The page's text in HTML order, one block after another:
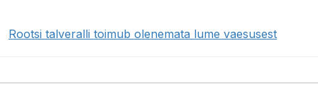
Rootsi talveralli toimub olenemata lume vaesusest